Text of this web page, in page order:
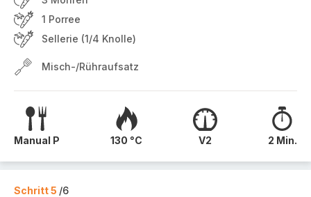
1 Porree
Sellerie (1/4 Knolle)
Misch-/Rühraufsatz
Manual P 130 °C V2 2 Min.
Schritt 5 /6